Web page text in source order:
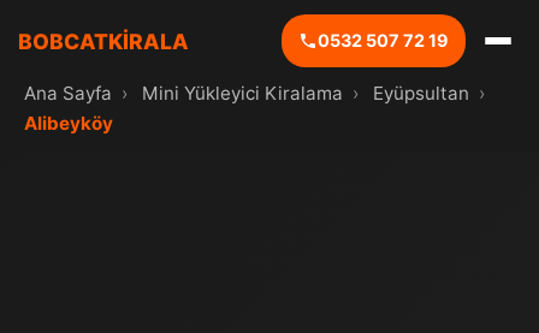
BOBCATKİRALA 0532 507 72 19
Ana Sayfa › Mini Yükleyici Kiralama › Eyüpsultan ›
Alibeyköy